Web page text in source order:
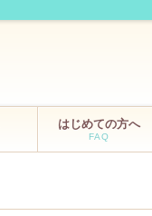
はじめての方へ
FAQ